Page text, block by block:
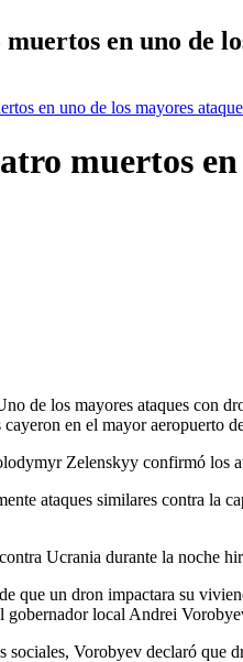
en uno de
en uno de los mayores
muertos
de los mayores ataques con
en el mayor aeropuerto
Zelenskyy confirmó los
ataques similares contra la
Ucrania durante la noche
que un dron impactara su
gobernador local Andrei
sociales, Vorobyev declaró que